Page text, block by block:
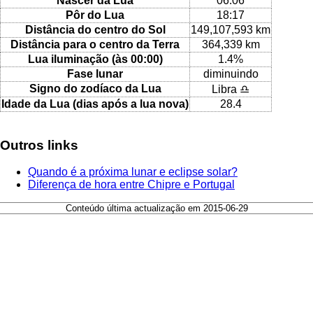
Pôr do Lua
18:17
Distância do centro do Sol
149,107,593 km
Distância para o centro da Terra
364,339 km
Lua iluminação (às 00:00)
1.4%
Fase lunar
diminuindo
Signo do zodíaco da Lua
Libra ♎
Idade da Lua (dias após a lua nova)
28.4
Outros links
Quando é a próxima lunar e eclipse solar?
Diferença de hora entre Chipre e Portugal
Conteúdo última actualização em 2015-06-29